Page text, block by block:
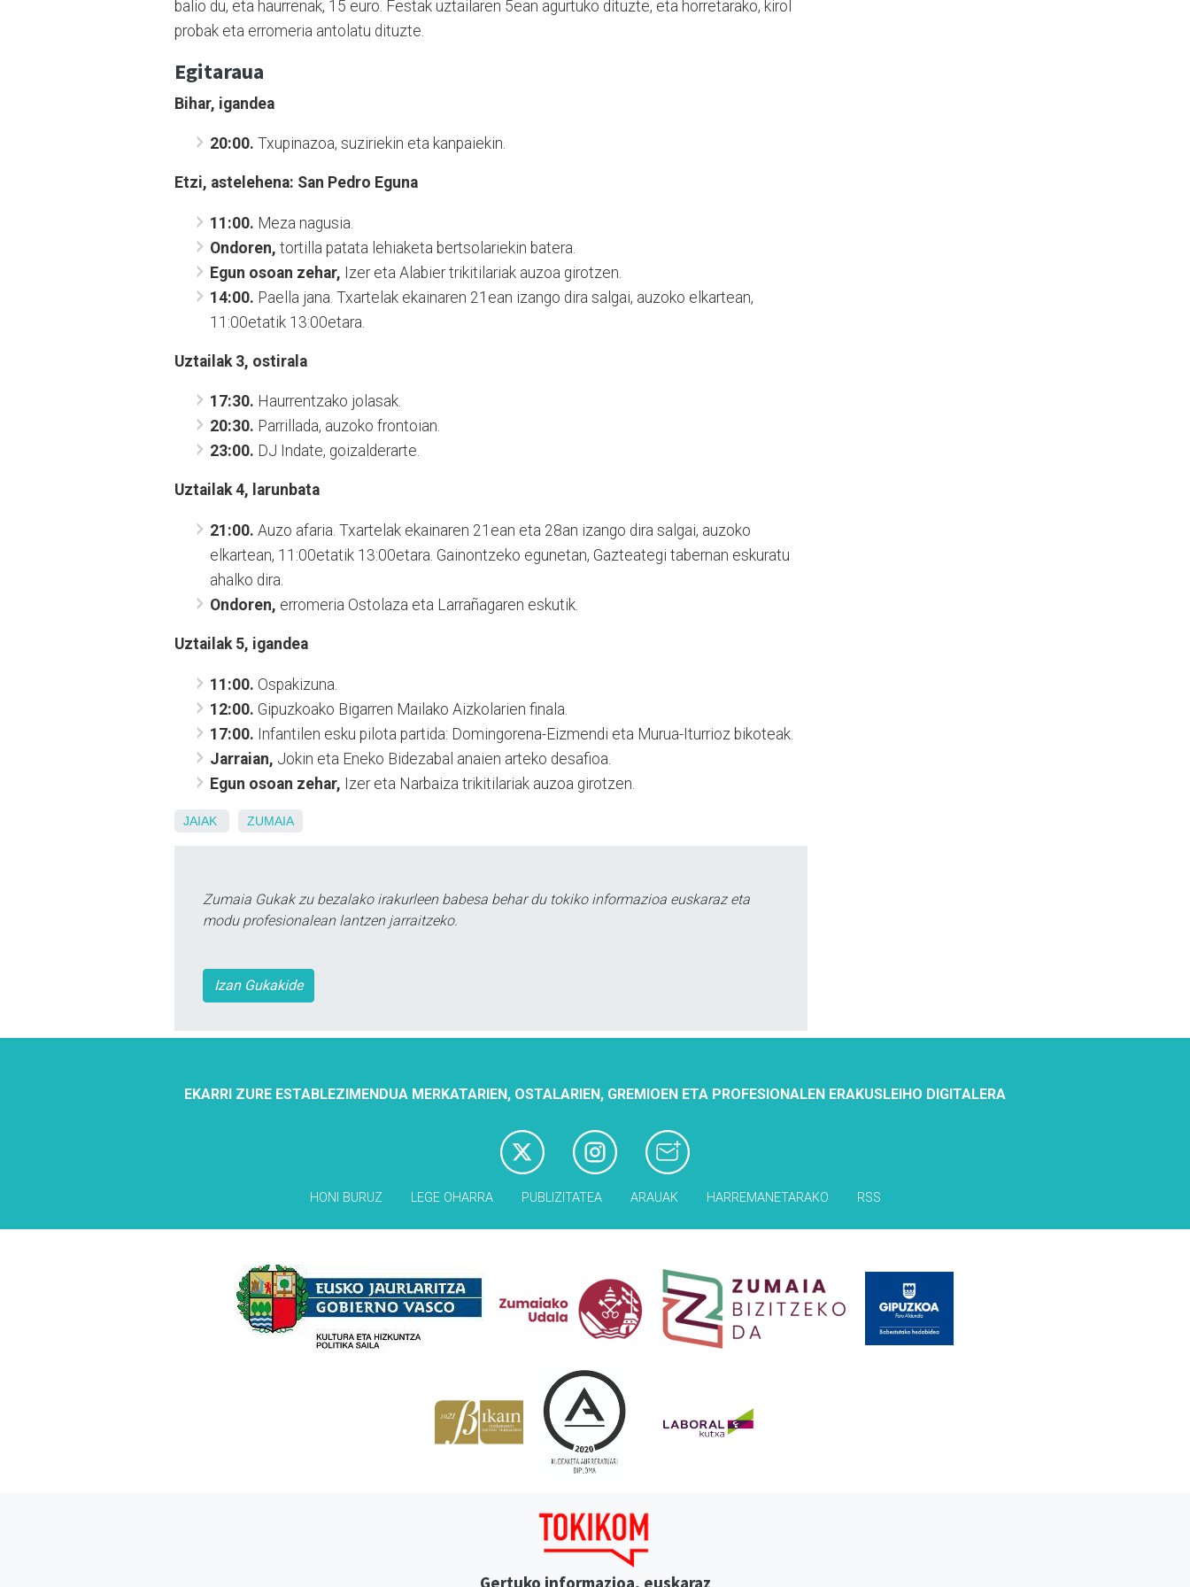
balio du, eta haurrenak, 15 euro. Festak uztailaren 5ean agurtuko dituzte, eta horretarako, kirol
probak eta erromeria antolatu dituzte.
Egitaraua
Bihar, igandea
20:00. Txupinazoa, suziriekin eta kanpaiekin.
Etzi, astelehena: San Pedro Eguna
11:00. Meza nagusia.
Ondoren, tortilla patata lehiaketa bertsolariekin batera.
Egun osoan zehar, Izer eta Alabier trikitilariak auzoa girotzen.
14:00. Paella jana. Txartelak ekainaren 21ean izango dira salgai, auzoko elkartean,
11:00etatik 13:00etara.
Uztailak 3, ostirala
17:30. Haurrentzako jolasak.
20:30. Parrillada, auzoko frontoian.
23:00. DJ Indate, goizalderarte.
Uztailak 4, larunbata
21:00. Auzo afaria. Txartelak ekainaren 21ean eta 28an izango dira salgai, auzoko
elkartean, 11:00etatik 13:00etara. Gainontzeko egunetan, Gazteategi tabernan eskuratu
ahalko dira.
Ondoren, erromeria Ostolaza eta Larrañagaren eskutik.
Uztailak 5, igandea
11:00. Ospakizuna.
12:00. Gipuzkoako Bigarren Mailako Aizkolarien finala.
17:00. Infantilen esku pilota partida: Domingorena-Eizmendi eta Murua-Iturrioz bikoteak.
Jarraian, Jokin eta Eneko Bidezabal anaien arteko desafioa.
Egun osoan zehar, Izer eta Narbaiza trikitilariak auzoa girotzen.
JAIAK ZUMAIA
Zumaia Gukak zu bezalako irakurleen babesa behar du tokiko informazioa euskaraz eta
modu profesionalean lantzen jarraitzeko.
Izan Gukakide
EKARRI ZURE ESTABLEZIMENDUA MERKATARIEN, OSTALARIEN, GREMIOEN ETA PROFESIONALEN ERAKUSLEIHO DIGITALERA
HONI BURUZ LEGE OHARRA PUBLIZITATEA ARAUAK HARREMANETARAKO RSS
Gertuko informazioa, euskaraz